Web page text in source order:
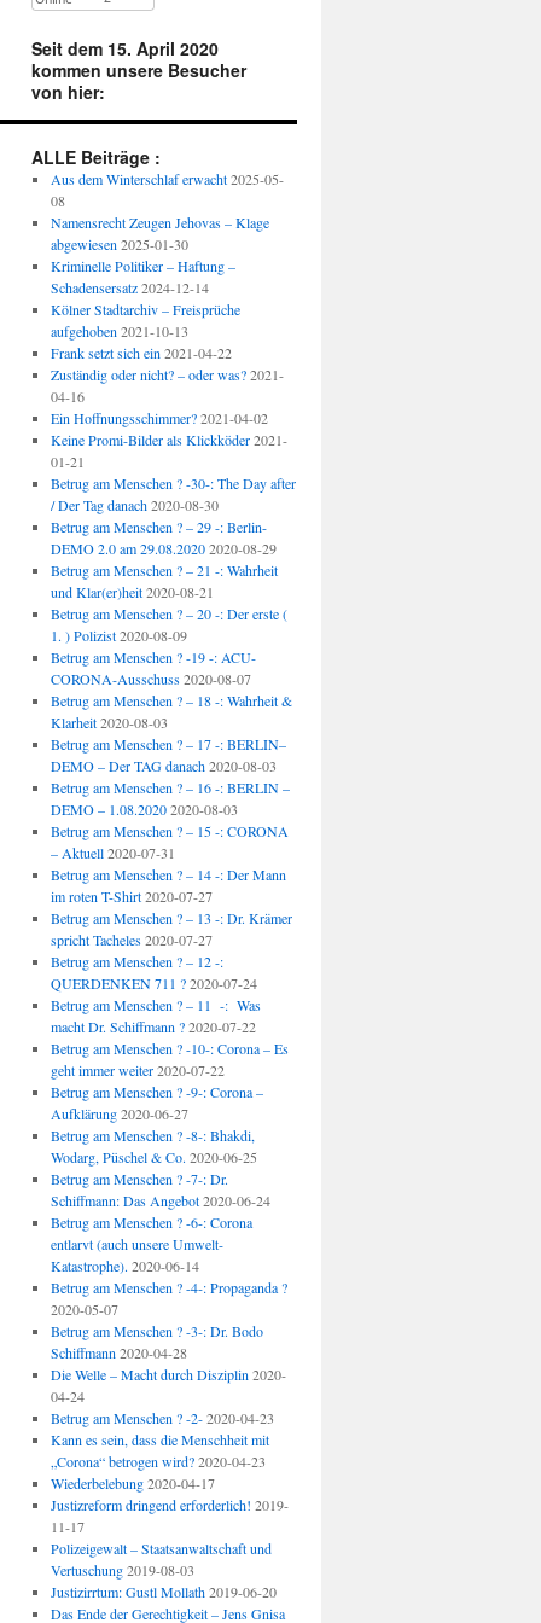
Seit dem 15. April 2020
kommen unsere Besucher
von hier:
ALLE Beiträge :
Aus dem Winterschlaf erwacht 2025-05-
08
Namensrecht Zeugen Jehovas – Klage
abgewiesen 2025-01-30
Kriminelle Politiker – Haftung –
Schadensersatz 2024-12-14
Kölner Stadtarchiv – Freisprüche
aufgehoben 2021-10-13
Frank setzt sich ein 2021-04-22
Zuständig oder nicht? – oder was? 2021-
04-16
Ein Hoffnungsschimmer? 2021-04-02
Keine Promi-Bilder als Klickköder 2021-
01-21
Betrug am Menschen ? -30-: The Day after
/ Der Tag danach 2020-08-30
Betrug am Menschen ? – 29 -: Berlin-
DEMO 2.0 am 29.08.2020 2020-08-29
Betrug am Menschen ? – 21 -: Wahrheit
und Klar(er)heit 2020-08-21
Betrug am Menschen ? – 20 -: Der erste (
1. ) Polizist 2020-08-09
Betrug am Menschen ? -19 -: ACU-
CORONA-Ausschuss 2020-08-07
Betrug am Menschen ? – 18 -: Wahrheit &
Klarheit 2020-08-03
Betrug am Menschen ? – 17 -: BERLIN–
DEMO – Der TAG danach 2020-08-03
Betrug am Menschen ? – 16 -: BERLIN –
DEMO – 1.08.2020 2020-08-03
Betrug am Menschen ? – 15 -: CORONA
– Aktuell 2020-07-31
Betrug am Menschen ? – 14 -: Der Mann
im roten T-Shirt 2020-07-27
Betrug am Menschen ? – 13 -: Dr. Krämer
spricht Tacheles 2020-07-27
Betrug am Menschen ? – 12 -:
QUERDENKEN 711 ? 2020-07-24
Betrug am Menschen ? – 11 -: Was
macht Dr. Schiffmann ? 2020-07-22
Betrug am Menschen ? -10-: Corona – Es
geht immer weiter 2020-07-22
Betrug am Menschen ? -9-: Corona –
Aufklärung 2020-06-27
Betrug am Menschen ? -8-: Bhakdi,
Wodarg, Püschel & Co. 2020-06-25
Betrug am Menschen ? -7-: Dr.
Schiffmann: Das Angebot 2020-06-24
Betrug am Menschen ? -6-: Corona
entlarvt (auch unsere Umwelt-
Katastrophe). 2020-06-14
Betrug am Menschen ? -4-: Propaganda ?
2020-05-07
Betrug am Menschen ? -3-: Dr. Bodo
Schiffmann 2020-04-28
Die Welle – Macht durch Disziplin 2020-
04-24
Betrug am Menschen ? -2- 2020-04-23
Kann es sein, dass die Menschheit mit
„Corona“ betrogen wird? 2020-04-23
Wiederbelebung 2020-04-17
Justizreform dringend erforderlich! 2019-
11-17
Polizeigewalt – Staatsanwaltschaft und
Vertuschung 2019-08-03
Justizirrtum: Gustl Mollath 2019-06-20
Das Ende der Gerechtigkeit – Jens Gnisa